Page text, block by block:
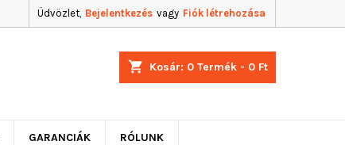
Üdvözlet, Bejelentkezés vagy Fiók létrehozása
shopping_cart Kosár: 0 Termék - 0 Ft
GARANCIÁK RÓLUNK